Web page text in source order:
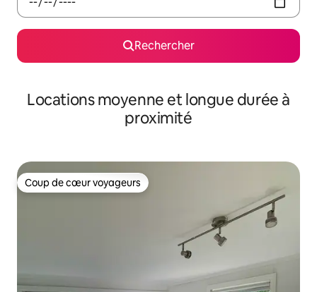
Rechercher
Locations moyenne et longue durée à
proximité
Coup de cœur voyageurs
Coup de cœur voyageurs